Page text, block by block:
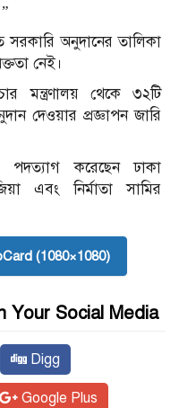
অনুদানের তালিকা
নেই।
মন্ত্রণালয় থেকে ৩২টি
দেওয়ার প্রজ্ঞাপন জারি
করেছেন ঢাকা
এবং নির্মাতা সামির
(1080×1080)
Your Social Media
Digg
Google Plus